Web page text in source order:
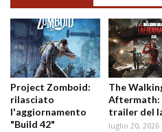
Project Zomboid:
rilasciato
l'aggiornamento
"Build 42"
The
Aftermath:
trailer del
luglio 20, 2026